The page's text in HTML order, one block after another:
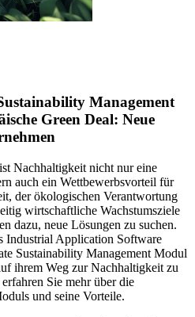
Management
Green Deal: Neue
Nachhaltigkeit nicht nur eine
auch ein Wettbewerbsvorteil für
der ökologischen Verantwortung
wirtschaftliche Wachstumsziele
dazu, neue Lösungen zu suchen.
Industrial Application Software
Sustainability Management Modul
ihrem Weg zur Nachhaltigkeit zu
Sie mehr über die
und seine Vorteile.